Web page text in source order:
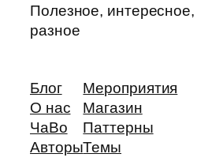
Полезное,
разное
Блог
О нас
ЧаВо
Авторы
Мероприятия
Магазин
Паттерны
Темы